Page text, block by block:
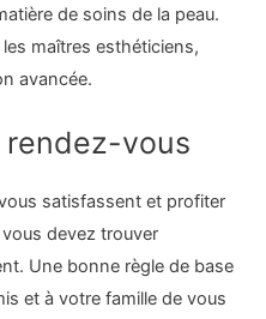
de soins de la peau.
maîtres esthéticiens,
avancée.
rendez-vous
satisfassent et profiter
devez trouver
Une bonne règle de base
et à votre famille de vous